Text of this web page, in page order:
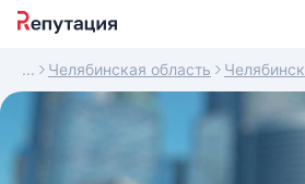
Челябинская область Челябинск